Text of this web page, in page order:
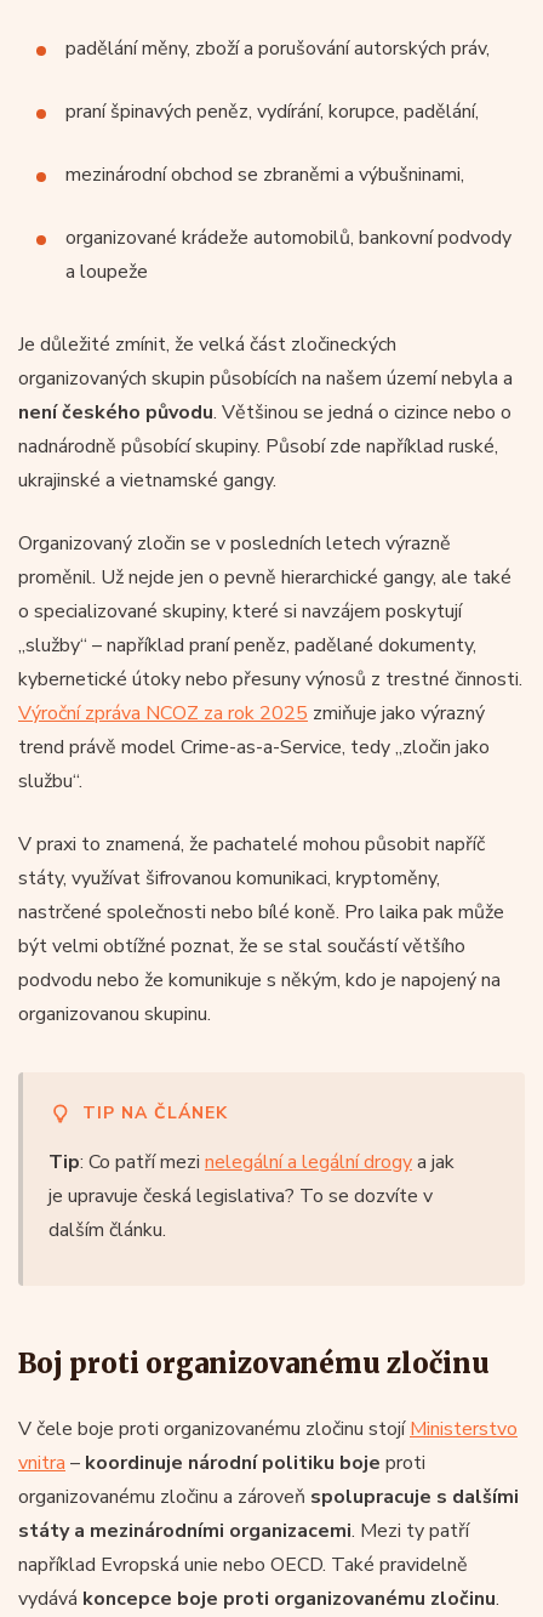
padělání měny, zboží a porušování autorských práv,
praní špinavých peněz, vydírání, korupce, padělání,
mezinárodní obchod se zbraněmi a výbušninami,
organizované krádeže automobilů, bankovní podvody
a loupeže
Je důležité zmínit, že velká část zločineckých
organizovaných skupin působících na našem území nebyla a
není českého původu. Většinou se jedná o cizince nebo o
nadnárodně působící skupiny. Působí zde například ruské,
ukrajinské a vietnamské gangy.
Organizovaný zločin se v posledních letech výrazně
proměnil. Už nejde jen o pevně hierarchické gangy, ale také
o specializované skupiny, které si navzájem poskytují
„služby“ – například praní peněz, padělané dokumenty,
kybernetické útoky nebo přesuny výnosů z trestné činnosti.
Výroční zpráva NCOZ za rok 2025 zmiňuje jako výrazný
trend právě model Crime-as-a-Service, tedy „zločin jako
službu“.
V praxi to znamená, že pachatelé mohou působit napříč
státy, využívat šifrovanou komunikaci, kryptoměny,
nastrčené společnosti nebo bílé koně. Pro laika pak může
být velmi obtížné poznat, že se stal součástí většího
podvodu nebo že komunikuje s někým, kdo je napojený na
organizovanou skupinu.
TIP NA ČLÁNEK
Tip: Co patří mezi nelegální a legální drogya jak
je upravuje česká legislativa? To se dozvíte v
dalším článku.
Boj proti organizovanému zločinu
V čele boje proti organizovanému zločinu stojíMinisterstvo
vnitra – koordinuje národní politiku boje proti
organizovanému zločinu a zároveň spolupracuje s dalšími
státy a mezinárodními organizacemi. Mezi ty patří
například Evropská unie nebo OECD. Také pravidelně
vydává koncepce boje proti organizovanému zločinu.